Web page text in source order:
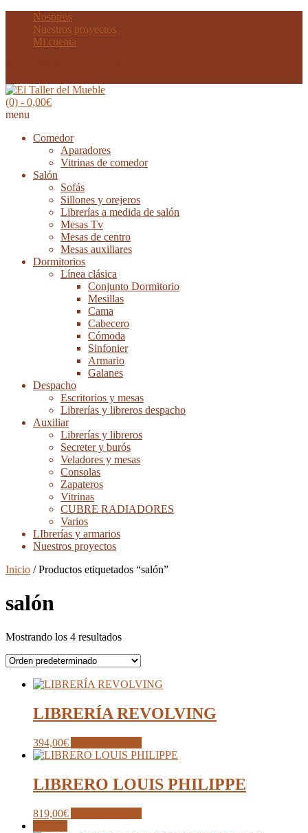
Nosotros
Nuestros proyectos
Mi cuenta
(0) - 0,00€
menu
Comedor
Aparadores
Vitrinas de comedor
Salón
Sofás
Sillones y orejeros
Librerías a medida de salón
Mesas Tv
Mesas de centro
Mesas auxiliares
Dormitorios
Línea clásica
Conjunto Dormitorio
Mesillas
Cama
Cabecero
Cómoda
Sinfonier
Armario
Galanes
Despacho
Escritorios y mesas
Librerías y libreros despacho
Auxiliar
Librerías y libreros
Secreter y burós
Veladores y mesas
Consolas
Zapateros
Vitrinas
CUBRE RADIADORES
Varios
LIbrerías y armarios
Nuestros proyectos
Inicio / Productos etiquetados “salón”
salón
Mostrando los 4 resultados
LIBRERÍA REVOLVING
394,00€
LIBRERO LOUIS PHILIPPE
819,00€